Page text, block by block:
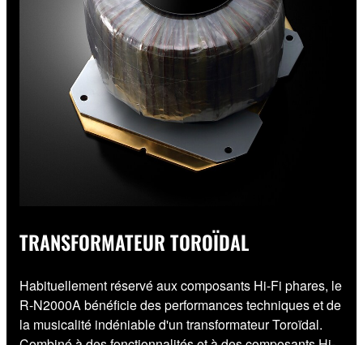
TRANSFORMATEUR TOROÏDAL
Habituellement réservé aux composants Hi-Fi phares, le
R-N2000A bénéficie des performances techniques et de
la musicalité indéniable d'un transformateur Toroïdal.